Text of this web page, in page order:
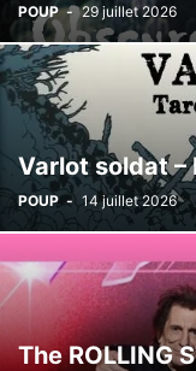
POUP - 29 juillet 2026
Varlot soldat –
POUP - 14 juillet 2026
The ROLLING